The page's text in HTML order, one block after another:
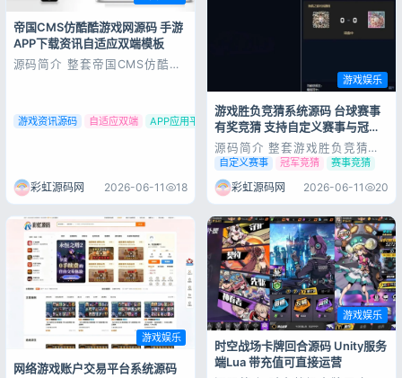
帝国CMS仿酷酷游戏网源码 手游
APP下载资讯自适应双端模板
源码简介 整套帝国CMS仿酷酷
自带PC+WAP双端同步、采集
插件与SEO优化，可直接部署
游戏资讯源码 自适应双端 APP应用平台
彩虹源码网 2026-06-11 18
游戏娱乐
游戏胜负竞猜系统源码 台球赛事
有奖竞猜 支持自定义赛事与冠军
竞猜
源码简介 整套游戏胜负竞猜系
统源码完整可用，上手简单，适
配台球等各类赛事场景，支持自
主创建赛事、胜负竞猜、冠军优
胜竞猜等功能，功能完善可直接
看如果修改密码后台就会少些系
统设置，这个具体你们自己看看
什么原因 我没时...
自定义赛事 冠军竞猜 赛事竞猜
彩虹源码网 2026-06-11 20
游戏娱乐
网络游戏账户交易平台系统源码
游戏娱乐
时空战场卡牌回合源码 Unity服务
端Lua 带充值可直接运营
登录
用户协议 隐私政策